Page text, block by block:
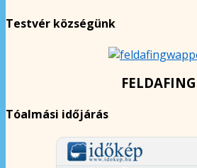
Testvér községünk
FELDAFING
Tóalmási időjárás